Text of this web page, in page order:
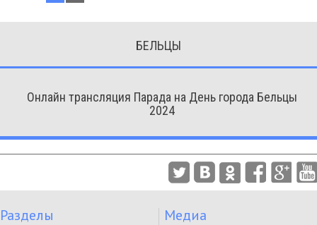
БЕЛЬЦЫ
Онлайн трансляция Парада на День города Бельцы
2024
Разделы Медиа